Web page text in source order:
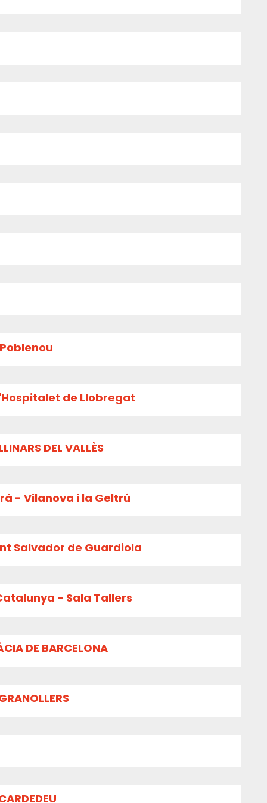
de Llobregat
DEL VALLÈS
- Vilanova i la Geltrú
Salvador de Guardiola
- Sala Tallers
DE BARCELONA